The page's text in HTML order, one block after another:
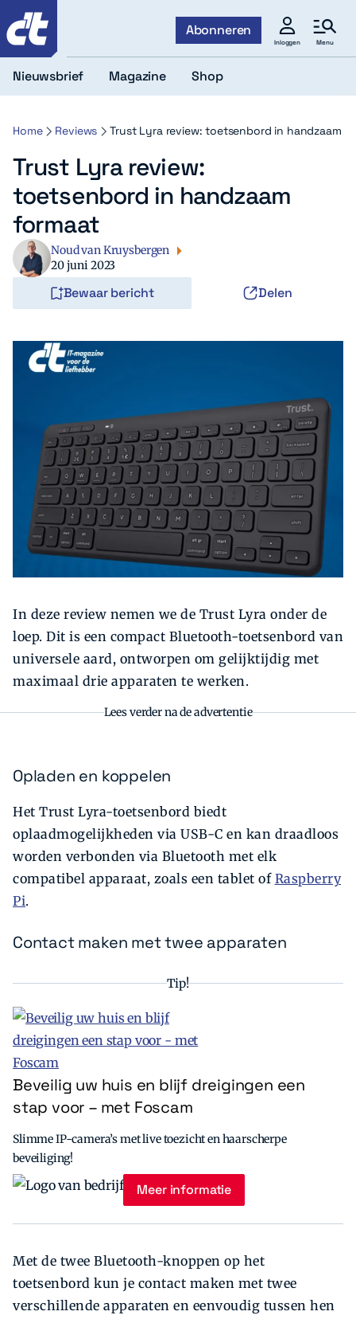
Abonneren
Inloggen Menu
Zoeken Zoek
Nieuwsbrief Magazine Shop
Home Reviews Trust Lyra review: toetsenbord in handzaam
Trust Lyra review:
toetsenbord in handzaam
formaat
Noud van Kruysbergen
20 juni 2023
Bewaar bericht Delen
In deze review nemen we de Trust Lyra onder de
loep. Dit is een compact Bluetooth-toetsenbord van
universele aard, ontworpen om gelijktijdig met
maximaal drie apparaten te werken.
Lees verder na de advertentie
Opladen en koppelen
Het Trust Lyra-toetsenbord biedt
oplaadmogelijkheden via USB-C en kan draadloos
worden verbonden via Bluetooth met elk
compatibel apparaat, zoals een tablet of Raspberry
Pi.
Contact maken met twee apparaten
Tip!
Beveilig uw huis en blijf dreigingen een
stap voor – met Foscam
Slimme IP-camera’s met live toezicht en haarscherpe
beveiliging!
Meer informatie
Met de twee Bluetooth-knoppen op het
toetsenbord kun je contact maken met twee
verschillende apparaten en eenvoudig tussen hen